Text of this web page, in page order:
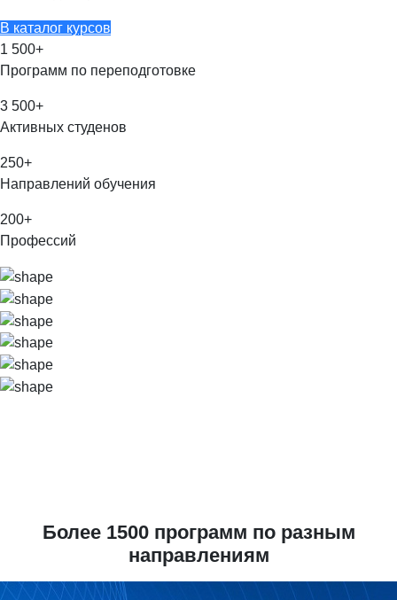
В каталог курсов
1 500+
Программ по переподготовке
3 500+
Активных студенов
250+
Направлений обучения
200+
Профессий
Более 1500 программ по разным
направлениям